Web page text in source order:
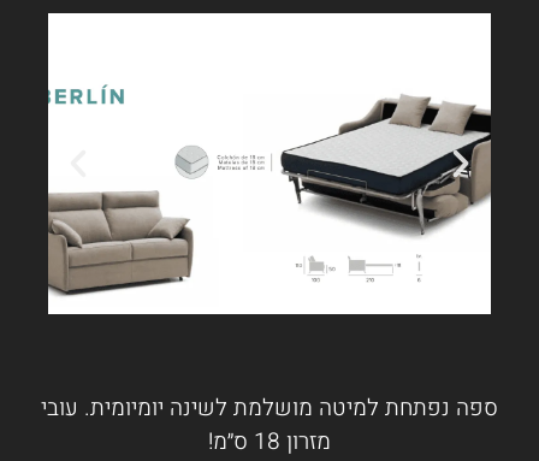
ספה נפתחת למיטה מושלמת לשינה יומיומית. עובי
מזרון 18 ס״מ!